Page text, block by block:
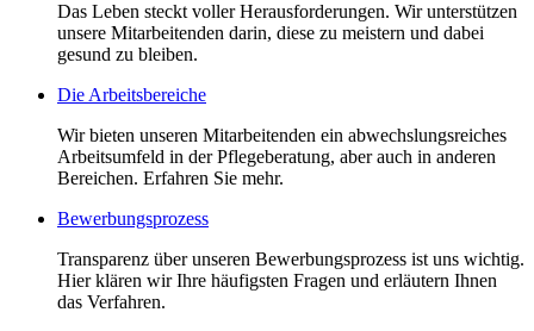
Das Leben steckt voller Herausforderungen. Wir unterstützen
unsere Mitarbeitenden darin, diese zu meistern und dabei
gesund zu bleiben.
Die Arbeitsbereiche
Wir bieten unseren Mitarbeitenden ein abwechslungsreiches
Arbeitsumfeld in der Pflegeberatung, aber auch in anderen
Bereichen. Erfahren Sie mehr.
Bewerbungsprozess
Transparenz über unseren Bewerbungsprozess ist uns wichtig.
Hier klären wir Ihre häufigsten Fragen und erläutern Ihnen
das Verfahren.